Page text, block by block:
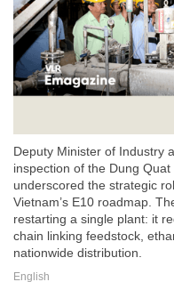
Deputy Minister of Industry
inspection of the Dung
underscored the strategic
Vietnam’s E10 roadmap.
restarting a single plant: it
chain linking feedstock,
nationwide distribution.
English